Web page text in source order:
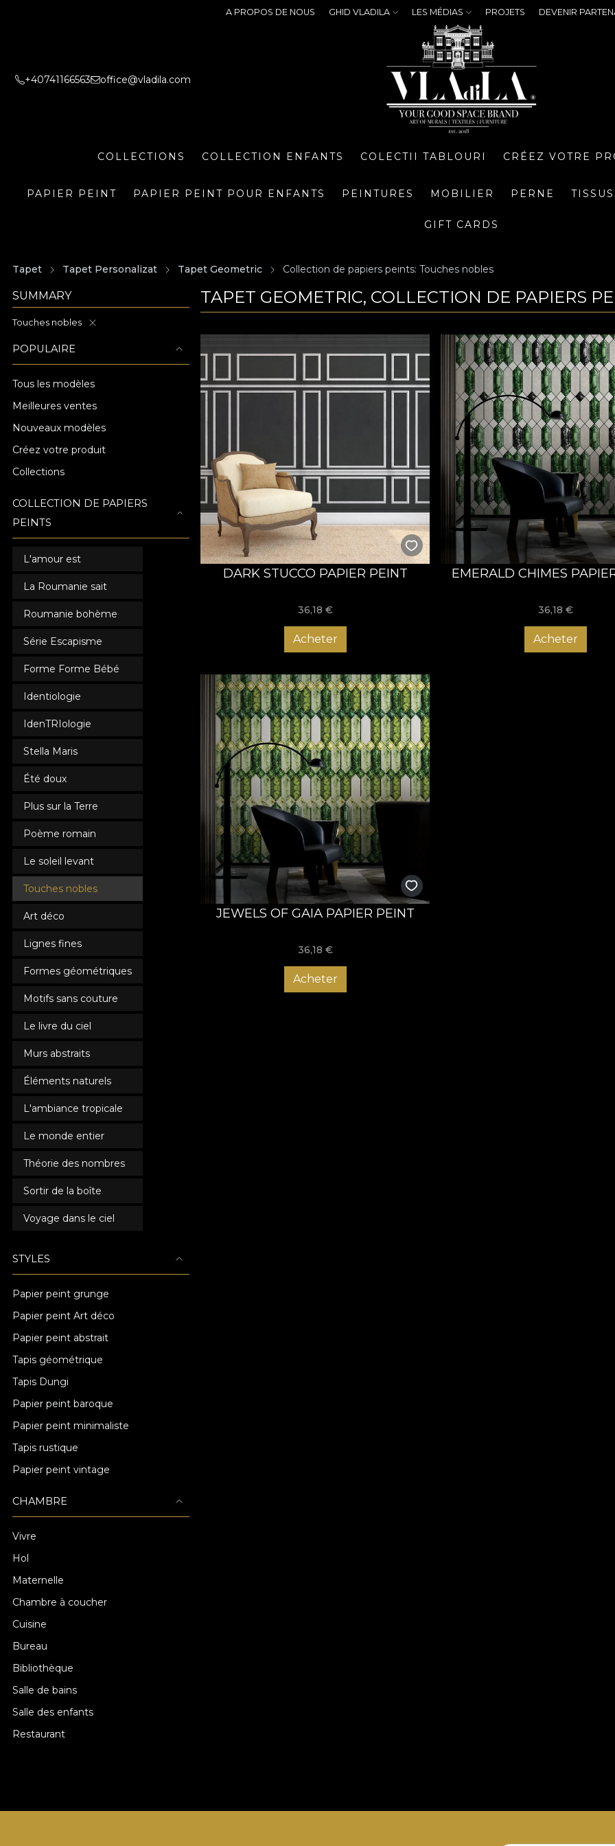
A PROPOS DE NOUS GHID VLADILA LES MÉDIAS PROJETS DEVENIR
+40741166563 office@vladila.com
COLLECTIONS COLLECTION ENFANTS COLECTII TABLOURI CRÉEZ VOTRE
PAPIER PEINT PAPIER PEINT POUR ENFANTS PEINTURES MOBILIER PERNE TISSUS
GIFT CARDS
Tapet Tapet Personalizat Tapet Geometric Collection de papiers peints: Touches nobles
SUMMARY
Touches nobles
POPULAIRE
Tous les modèles
Meilleures ventes
Nouveaux modèles
Créez votre produit
Collections
COLLECTION DE PAPIERS
PEINTS
L'amour est
La Roumanie sait
Roumanie bohème
Série Escapisme
Forme Forme Bébé
Identiologie
IdenTRIologie
Stella Maris
Été doux
Plus sur la Terre
Poème romain
Le soleil levant
Touches nobles
Art déco
Lignes fines
Formes géométriques
Motifs sans couture
Le livre du ciel
Murs abstraits
Éléments naturels
L'ambiance tropicale
Le monde entier
Théorie des nombres
Sortir de la boîte
Voyage dans le ciel
STYLES
Papier peint grunge
Papier peint Art déco
Papier peint abstrait
Tapis géométrique
Tapis Dungi
Papier peint baroque
Papier peint minimaliste
Tapis rustique
Papier peint vintage
CHAMBRE
Vivre
Hol
Maternelle
Chambre à coucher
Cuisine
Bureau
Bibliothèque
Salle de bains
Salle des enfants
Restaurant
TAPET GEOMETRIC, COLLECTION DE PAPIERS
DARK STUCCO PAPIER PEINT
36,18 €
Acheter
EMERALD CHIMES
36,18 €
Acheter
JEWELS OF GAIA PAPIER PEINT
36,18 €
Acheter